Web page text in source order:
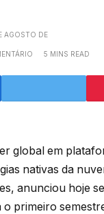
AGOSTO DE
5 MINS READ
global em
nativas da
anunciou hoje
primeiro